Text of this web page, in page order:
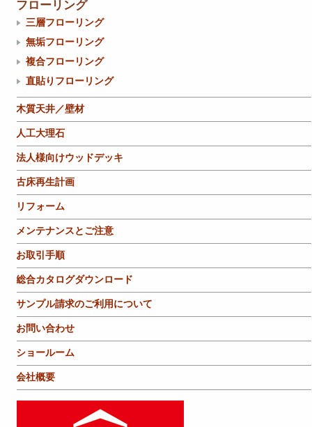
フローリング
三層フローリング
無垢フローリング
複合フローリング
直貼りフローリング
木質天井／壁材
人工大理石
法人様向けウッドデッキ
古床再生計画
リフォーム
メンテナンスとご注意
お取引手順
総合カタログダウンロード
サンプル請求のご利用について
お問い合わせ
ショールーム
会社概要